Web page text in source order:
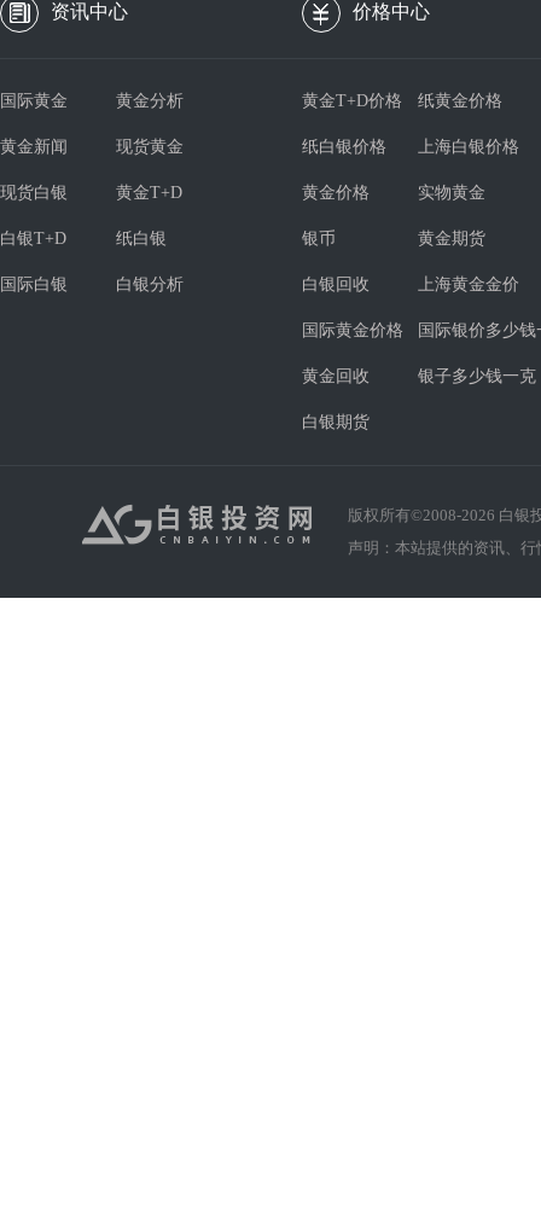
资讯中心 价格中心
国际黄金 黄金分析
黄金新闻 现货黄金
现货白银 黄金T+D
白银T+D 纸白银
国际白银 白银分析
黄金T+D价格 纸黄金价格
纸白银价格 上海白银价格
黄金价格 实物黄金
银币 黄金期货
白银回收 上海黄金金价
国际黄金价格 国际银价多少钱
黄金回收 银子多少钱一克
白银期货
版权所有©2008-2026 白银
声明：本站提供的资讯、